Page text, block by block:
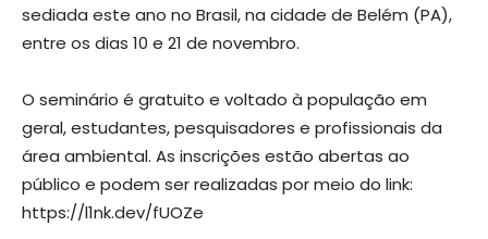
sediada este ano no Brasil, na cidade de Belém (PA),
entre os dias 10 e 21 de novembro.
O seminário é gratuito e voltado à população em
geral, estudantes, pesquisadores e profissionais da
área ambiental. As inscrições estão abertas ao
público e podem ser realizadas por meio do link:
https://l1nk.dev/fUOZe